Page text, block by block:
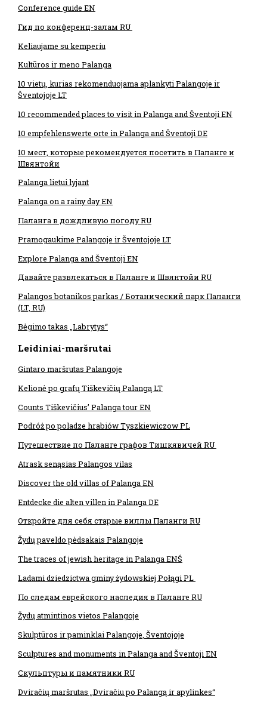
Conference guide EN
Гид по конференц-залам RU
Keliaujame su kemperiu
Kultūros ir meno Palanga
10 vietų, kurias rekomenduojama aplankyti Palangoje ir
Šventojoje LT
10 recommended places to visit in Palanga and Šventoji EN
10 empfehlenswerte orte in Palanga and Šventoji DE
10 мест, которые рекомендуется посетить в Паланге и
Швянтойи
Palanga lietui lyjant
Palanga on a rainy day EN
Паланга в дождливую погоду RU
Pramogaukime Palangoje ir Šventojoje LT
Explore Palanga and Šventoji EN
Давайте развлекаться в Паланге и Швянтойи RU
Palangos botanikos parkas / Ботанический парк Паланги
(LT, RU)
Bėgimo takas „Labrytys“
Leidiniai-maršrutai
Gintaro maršrutas Palangoje
Kelionė po grafų Tiškevičių Palangą LT
Counts Tiškevičius’ Palanga tour EN
Podróż po poladze hrabiów Tyszkiewiczow PL
Путешествие по Паланге графов Тишкявичей RU
Atrask senąsias Palangos vilas
Discover the old villas of Palanga EN
Entdecke die alten villen in Palanga DE
Откройте для себя старые виллы Паланги RU
Žydų paveldo pėdsakais Palangoje
The traces of jewish heritage in Palanga ENŚ
Ladami dziedzictwa gminy żydowskiej Połągi PL
По следам еврейского наследия в Паланге RU
Žydų atmintinos vietos Palangoje
Skulptūros ir paminklai Palangoje, Šventojoje
Sculptures and monuments in Palanga and Šventoji EN
Скульптуры и памятники RU
Dviračių maršrutas „Dviračiu po Palangą ir apylinkes“